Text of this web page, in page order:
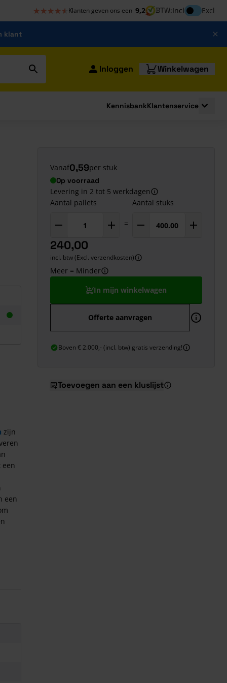
★★★★★
★★★★★ Klanten geven ons een 9,2 BTW:InclInclusief btw
Excl
klant
Inloggen Winkelwagen
KennisbankKlantenservice
zijn
een
Vanaf0,59per stuk
Op voorraad
Levering in 2 tot 5 werkdagen
Aantal pallets
=
Aantal stuks
240,00
incl. btw (Excl. verzendkosten)
Meer = Minder
In mijn winkelwagen
Offerte aanvragen
Boven € 2.000,- (incl. btw) gratis verzending!
Toevoegen aan een kluslijst